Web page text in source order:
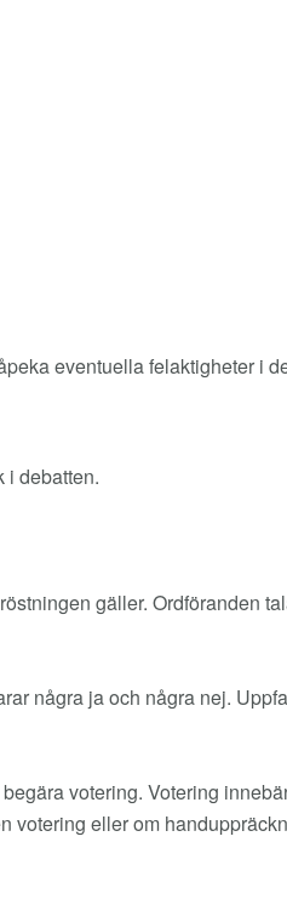
eventuella felaktigheter i
i debatten.
gäller. Ordföranden
några ja och några nej.
votering. Votering
votering eller om